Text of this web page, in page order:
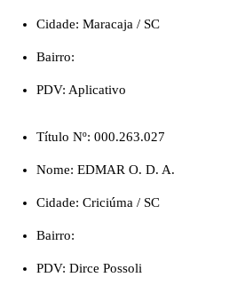
Cidade: Maracaja / SC
Bairro:
PDV: Aplicativo
Título Nº: 000.263.027
Nome: EDMAR O. D. A.
Cidade: Criciúma / SC
Bairro:
PDV: Dirce Possoli